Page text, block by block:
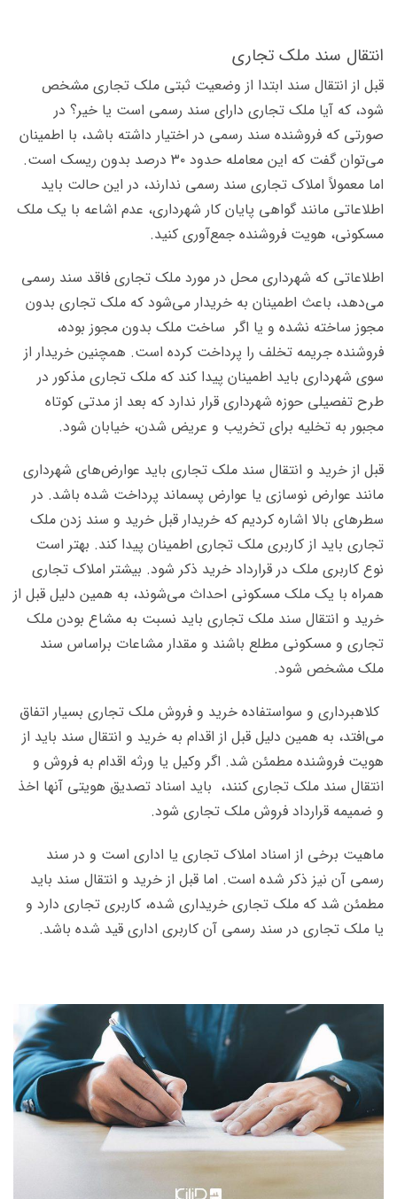
انتقال سند ملک تجاری
قبل از انتقال سند ابتدا از وضعیت ثبتی ملک تجاری مشخص
شود، که آیا ملک تجاری دارای سند رسمی است یا خیر؟ در
صورتی که فروشنده سند رسمی در اختیار داشته باشد، با اطمینان
می‌توان گفت که این معامله حدود ۳۰ درصد بدون ریسک است.
اما معمولاً املاک تجاری سند رسمی ندارند، در این حالت باید
اطلاعاتی مانند گواهی پایان کار شهرداری، عدم اشاعه با یک ملک
مسکونی، هویت فروشنده جمع‌آوری کنید.
اطلاعاتی که شهرداری محل در مورد ملک تجاری فاقد سند رسمی
می‌دهد، باعث اطمینان به خریدار می‌شود که ملک تجاری بدون
مجوز ساخته نشده و یا اگر ساخت ملک بدون مجوز بوده،
فروشنده جریمه تخلف را پرداخت کرده است. همچنین خریدار از
سوی شهرداری باید اطمینان پیدا کند که ملک تجاری مذکور در
طرح تفصیلی حوزه شهرداری قرار ندارد که بعد از مدتی کوتاه
مجبور به تخلیه برای تخریب و عریض شدن، خیابان شود.
قبل از خرید و انتقال سند ملک تجاری باید عوارض‌های شهرداری
مانند عوارض نوسازی یا عوارض پسماند پرداخت شده باشد. در
سطرهای بالا اشاره کردیم که خریدار قبل خرید و سند زدن ملک
تجاری باید از کاربری ملک تجاری اطمینان پیدا کند. بهتر است
نوع کاربری ملک در قرارداد خرید ذکر شود. بیشتر املاک تجاری
همراه با یک ملک مسکونی احداث می‌شوند، به همین دلیل قبل از
خرید و انتقال سند ملک تجاری باید نسبت به مشاع بودن ملک
تجاری و مسکونی مطلع باشند و مقدار مشاعات براساس سند
ملک مشخص شود.
کلاهبرداری و سواستفاده خرید و فروش ملک تجاری بسیار اتفاق
می‌افتد، به همین دلیل قبل از اقدام به خرید و انتقال سند باید از
هویت فروشنده مطمئن شد. اگر وکیل یا ورثه اقدام به فروش و
انتقال سند ملک تجاری کنند، باید اسناد تصدیق هویتی آنها اخذ
و ضمیمه قرارداد فروش ملک تجاری شود.
ماهیت برخی از اسناد املاک تجاری یا اداری است و در سند
رسمی آن نیز ذکر شده است. اما قبل از خرید و انتقال سند باید
مطمئن شد که ملک تجاری خریداری شده، کاربری تجاری دارد و
یا ملک تجاری در سند رسمی آن کاربری اداری قید شده باشد.